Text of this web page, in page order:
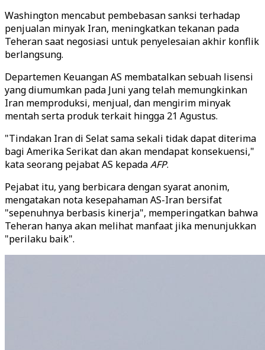
Washington mencabut pembebasan sanksi terhadap
penjualan minyak Iran, meningkatkan tekanan pada
Teheran saat negosiasi untuk penyelesaian akhir konflik
berlangsung.
Departemen Keuangan AS membatalkan sebuah lisensi
yang diumumkan pada Juni yang telah memungkinkan
Iran memproduksi, menjual, dan mengirim minyak
mentah serta produk terkait hingga 21 Agustus.
"Tindakan Iran di Selat sama sekali tidak dapat diterima
bagi Amerika Serikat dan akan mendapat konsekuensi,"
kata seorang pejabat AS kepadaAFP.
Pejabat itu, yang berbicara dengan syarat anonim,
mengatakan nota kesepahaman AS-Iran bersifat
"sepenuhnya berbasis kinerja", memperingatkan bahwa
Teheran hanya akan melihat manfaat jika menunjukkan
"perilaku baik".